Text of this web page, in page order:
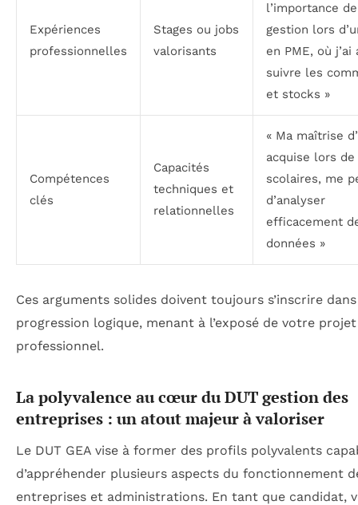
Expériences
professionnelles
Stages ou jobs
valorisants
l’importance
gestion lors
en PME, où j’ai
suivre les
et stocks »
Compétences
clés
Capacités
techniques et
relationnelles
« Ma maîtrise
acquise lors
scolaires, me
d’analyser
efficacement
données »
Ces arguments solides doivent toujours s’inscrire
progression logique, menant à l’exposé de votre projet
professionnel.
La polyvalence au cœur du DUT gestion des
entreprises : un atout majeur à valoriser
Le DUT GEA vise à former des profils polyvalents
d’appréhender plusieurs aspects du fonctionnement
entreprises et administrations. En tant que candidat,